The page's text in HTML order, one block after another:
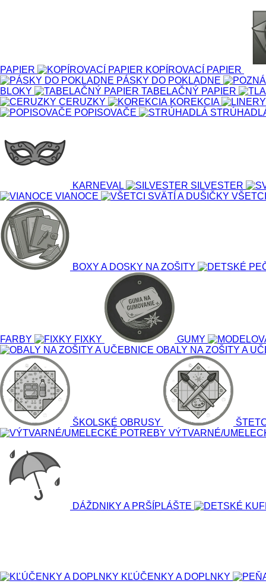
PAPIER
KOPÍROVACÍ PAPIER
PÁSKY DO POKLADNE
BLOKY
TABELAČNÝ PAPIER
CERUZKY
KOREKCIA
POPISOVAČE
KARNEVAL
SILVESTER
VIANOCE
BOXY A DOSKY NA ZOŠITY
FARBY FIXKY
GUMY
OBALY NA ZOŠITY A
ŠKOLSKÉ OBRUSY
VÝTVARNÉ/
DÁŽDNIKY A PRŠÍPLÁŠTE
KĽÚČENKY A DOPLNKY